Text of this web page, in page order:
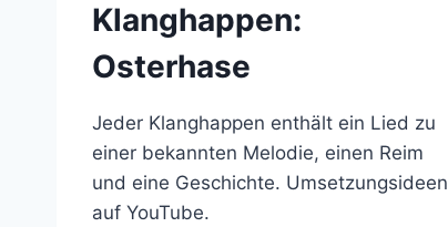
Klanghappen:
Osterhase
Jeder Klanghappen enthält ein Lied zu
einer bekannten Melodie, einen Reim
und eine Geschichte. Umsetzungsideen
auf YouTube.